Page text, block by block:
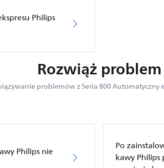
Philips
Rozwiąż problem
problemów z Seria 800 Automatyczny
Philips nie
Po
kawy